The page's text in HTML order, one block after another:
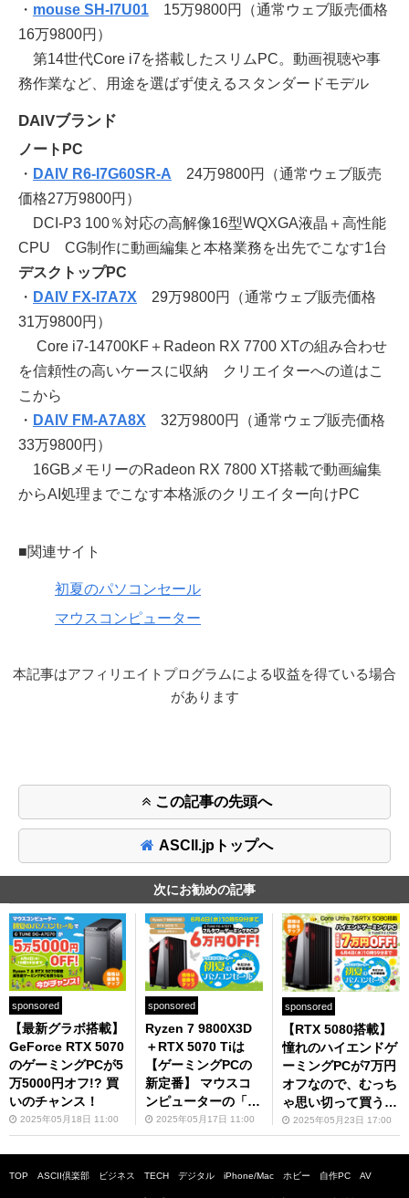
・ mouse SH-I7U01 15万9800円（通常ウェブ販売価格
16万9800円）
第14世代Core i7を搭載したスリムPC。動画視聴や事
務作業など、用途を選ばず使えるスタンダードモデル
DAIVブランド
ノートPC
・ DAIV R6-I7G60SR-A 24万9800円（通常ウェブ販売
価格27万9800円）
DCI-P3 100％対応の高解像16型WQXGA液晶＋高性能
CPU CG制作に動画編集と本格業務を出先でこなす1台
デスクトップPC
・ DAIV FX-I7A7X 29万9800円（通常ウェブ販売価格
31万9800円）
Core i7-14700KF＋Radeon RX 7700 XTの組み合わせ
を信頼性の高いケースに収納 クリエイターへの道はこ
こから
・ DAIV FM-A7A8X 32万9800円（通常ウェブ販売価格
33万9800円）
16GBメモリーのRadeon RX 7800 XT搭載で動画編集
からAI処理までこなす本格派のクリエイター向けPC
■関連サイト
初夏のパソコンセール
マウスコンピューター
本記事はアフィリエイトプログラムによる収益を得ている場合
があります
この記事の先頭へ
ASCII.jpトップへ
次にお勧めの記事
sponsored
【最新グラボ搭載】
GeForce RTX 5070
のゲーミングPCが5
万5000円オフ!? 買
いのチャンス！
2025年05月18日 11:00
sponsored
Ryzen 7 9800X3D
＋RTX 5070 Tiは
【ゲーミングPCの
新定番】 マウスコ
ンピューターの「G
TUNE」が6万円オ
フ！
2025年05月17日 11:00
sponsored
【RTX 5080搭載】
憧れのハイエンドゲ
ーミングPCが7万円
オフなので、むっち
ゃ思い切って買うな
ら今！
2025年05月23日 17:00
TOP ASCII倶楽部 ビジネス TECH デジタル iPhone/Mac ホビー 自作PC AV